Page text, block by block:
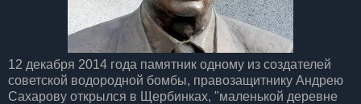
12 декабря 2014 года памятник одному из создателей
советской водородной бомбы, правозащитнику Андрею
Сахарову открылся в Щербинках, "маленькой деревне